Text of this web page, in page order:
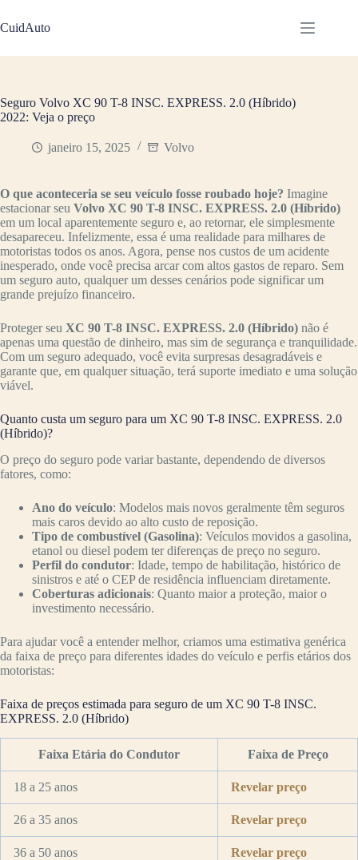
para
o
CuidAuto
Seguro Volvo XC 90 T-8 INSC. EXPRESS. 2.0 (Híbrido)
2022: Veja o preço
janeiro 15, 2025 Volvo
O que aconteceria se seu veículo fosse roubado hoje? Imagine
estacionar seu Volvo XC 90 T-8 INSC. EXPRESS. 2.0 (Híbrido)
em um local aparentemente seguro e, ao retornar, ele simplesmente
desapareceu. Infelizmente, essa é uma realidade para milhares de
motoristas todos os anos. Agora, pense nos custos de um acidente
inesperado, onde você precisa arcar com altos gastos de reparo. Sem
um seguro auto, qualquer um desses cenários pode significar um
grande prejuízo financeiro.
Proteger seu XC 90 T-8 INSC. EXPRESS. 2.0 (Híbrido) não é
apenas uma questão de dinheiro, mas sim de segurança e tranquilidade.
Com um seguro adequado, você evita surpresas desagradáveis e
garante que, em qualquer situação, terá suporte imediato e uma solução
viável.
Quanto custa um seguro para um XC 90 T-8 INSC. EXPRESS. 2.0
(Híbrido)?
O preço do seguro pode variar bastante, dependendo de diversos
fatores, como:
Ano do veículo: Modelos mais novos geralmente têm seguros
mais caros devido ao alto custo de reposição.
Tipo de combustível (Gasolina): Veículos movidos a gasolina,
etanol ou diesel podem ter diferenças de preço no seguro.
Perfil do condutor: Idade, tempo de habilitação, histórico de
sinistros e até o CEP de residência influenciam diretamente.
Coberturas adicionais: Quanto maior a proteção, maior o
investimento necessário.
Para ajudar você a entender melhor, criamos uma estimativa genérica
da faixa de preço para diferentes idades do veículo e perfis etários dos
motoristas:
Faixa de preços estimada para seguro de um XC 90 T-8 INSC.
EXPRESS. 2.0 (Híbrido)
Faixa Etária do Condutor Faixa de Preço
18 a 25 anos Revelar preço
26 a 35 anos Revelar preço
36 a 50 anos Revelar preço